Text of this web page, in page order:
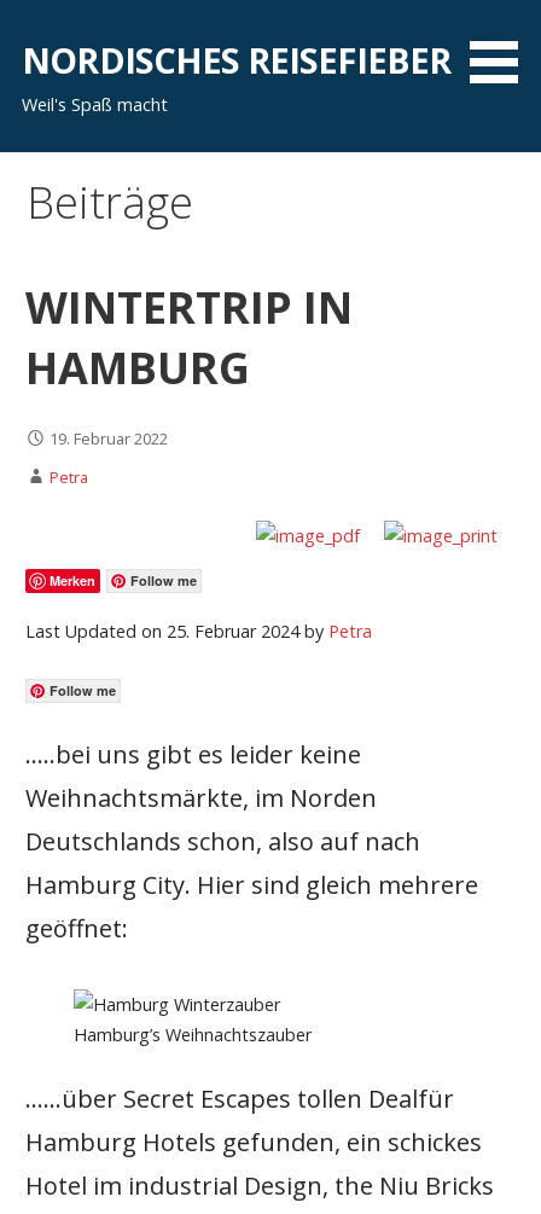
Inhalt
springen
NORDISCHES REISEFIEBER
Weil's Spaß macht
Beiträge
WINTERTRIP IN
HAMBURG
19. Februar 2022
Petra
Merken Follow me
Last Updated on 25. Februar 2024 by Petra
Follow me
…..bei uns gibt es leider keine
Weihnachtsmärkte, im Norden
Deutschlands schon, also auf nach
Hamburg City. Hier sind gleich mehrere
geöffnet:
Hamburg’s Weihnachtszauber
……über Secret Escapes tollen Dealfür
Hamburg Hotels gefunden, ein schickes
Hotel im industrial Design, the Niu Bricks